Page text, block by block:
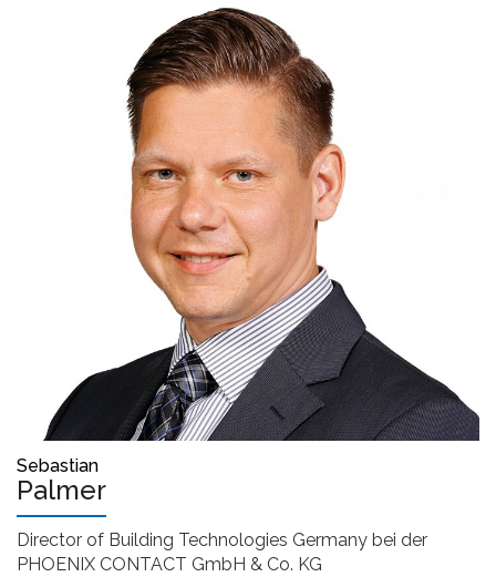
Sebastian
Palmer
Director of Building Technologies Germany bei der
PHOENIX CONTACT GmbH & Co. KG